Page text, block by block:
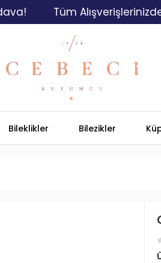
Tüm Alışverişlerinizde
Bileklikler Bilezikler